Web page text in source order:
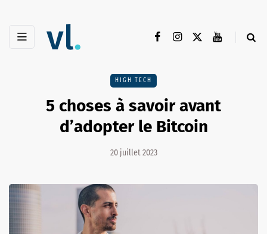
HIGH TECH
5 choses à savoir avant
d’adopter le Bitcoin
20 juillet 2023